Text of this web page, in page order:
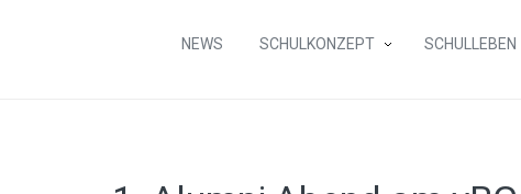
NEWS SCHULKONZEPT SCHULLEBEN